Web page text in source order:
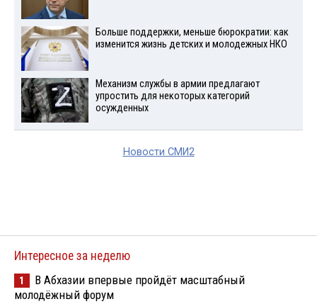
Больше поддержки, меньше бюрократии: как
изменится жизнь детских и молодежных НКО
Механизм службы в армии предлагают
упростить для некоторых категорий
осужденных
Новости СМИ2
Интересное за неделю
1
В Абхазии впервые пройдёт масштабный
молодёжный форум